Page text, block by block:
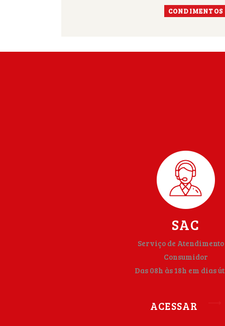
CONDIMENTOS
SAC
Serviço de Atendimento
Consumidor
Das 08h às 18h em dias
ACESSAR